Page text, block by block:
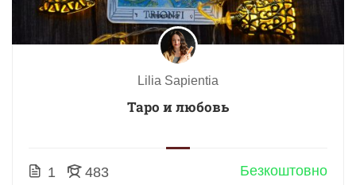
Lilia Sapientia
Таро и любовь
1 483 Безкоштовно